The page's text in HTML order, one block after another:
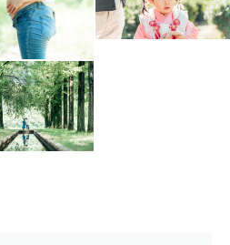
認の上ご依頼いただくとスムー